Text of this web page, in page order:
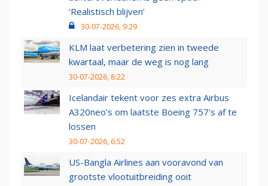
‘Realistisch blijven’
30-07-2026, 9:29
KLM laat verbetering zien in tweede
kwartaal, maar de weg is nog lang
30-07-2026, 8:22
Icelandair tekent voor zes extra Airbus
A320neo's om laatste Boeing 757's af te
lossen
30-07-2026, 6:52
US-Bangla Airlines aan vooravond van
grootste vlootuitbreiding ooit